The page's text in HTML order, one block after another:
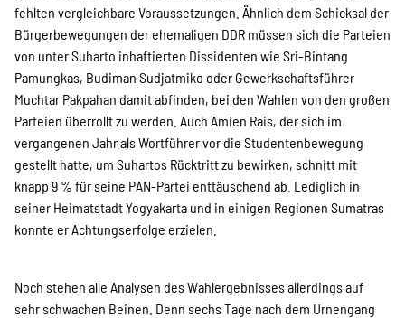
fehlten vergleichbare Voraussetzungen. Ähnlich dem Schicksal der
Bürgerbewegungen der ehemaligen DDR müssen sich die Parteien
von unter Suharto inhaftierten Dissidenten wie Sri-Bintang
Pamungkas, Budiman Sudjatmiko oder Gewerkschaftsführer
Muchtar Pakpahan damit abfinden, bei den Wahlen von den großen
Parteien überrollt zu werden. Auch Amien Rais, der sich im
vergangenen Jahr als Wortführer vor die Studentenbewegung
gestellt hatte, um Suhartos Rücktritt zu bewirken, schnitt mit
knapp 9 % für seine PAN-Partei enttäuschend ab. Lediglich in
seiner Heimatstadt Yogyakarta und in einigen Regionen Sumatras
konnte er Achtungserfolge erzielen.
Noch stehen alle Analysen des Wahlergebnisses allerdings auf
sehr schwachen Beinen. Denn sechs Tage nach dem Urnengang